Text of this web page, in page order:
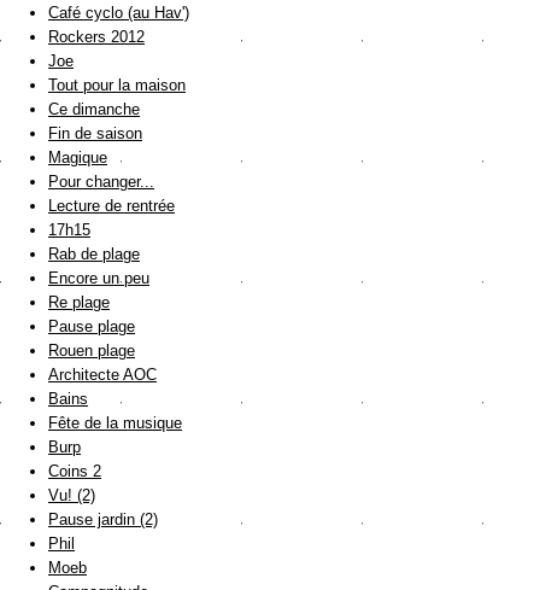
Café cyclo (au Hav')
Rockers 2012
Joe
Tout pour la maison
Ce dimanche
Fin de saison
Magique
Pour changer...
Lecture de rentrée
17h15
Rab de plage
Encore un peu
Re plage
Pause plage
Rouen plage
Architecte AOC
Bains
Fête de la musique
Burp
Coins 2
Vu! (2)
Pause jardin (2)
Phil
Moeb